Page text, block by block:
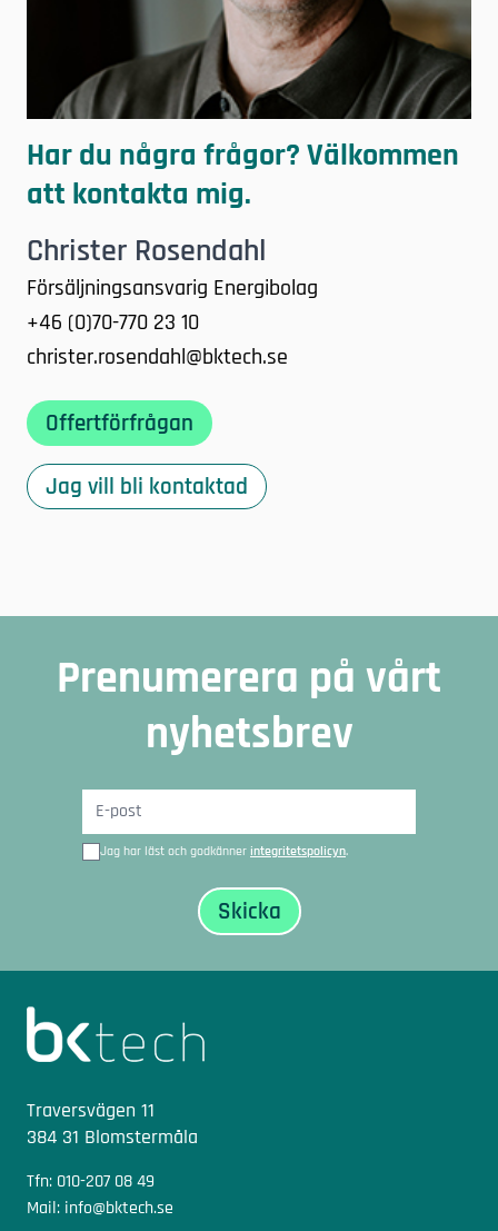
Har du några frågor? Välkommen
att kontakta mig.
Christer Rosendahl
Försäljningsansvarig Energibolag
+46 (0)70-770 23 10
christer.rosendahl@bktech.se
Offertförfrågan
Jag vill bli kontaktad
Prenumerera på vårt
nyhetsbrev
Jag har läst och godkänner integritetspolicyn.
Sidfot
Traversvägen 11
384 31 Blomstermåla
Tfn: 010-207 08 49
Mail: info@bktech.se